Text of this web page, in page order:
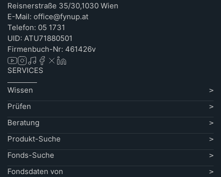
Reisnerstraße 35/30,1030 Wien
E-Mail: office@fynup.at
Telefon: 05 1731
UID: ATU71880501
Firmenbuch-Nr: 461426v
SERVICES
Wissen
Prüfen
Beratung
Produkt-Suche
Fonds-Suche
Fondsdaten von